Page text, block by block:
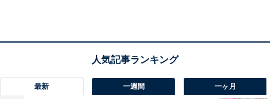
最新 一週間 一ヶ月